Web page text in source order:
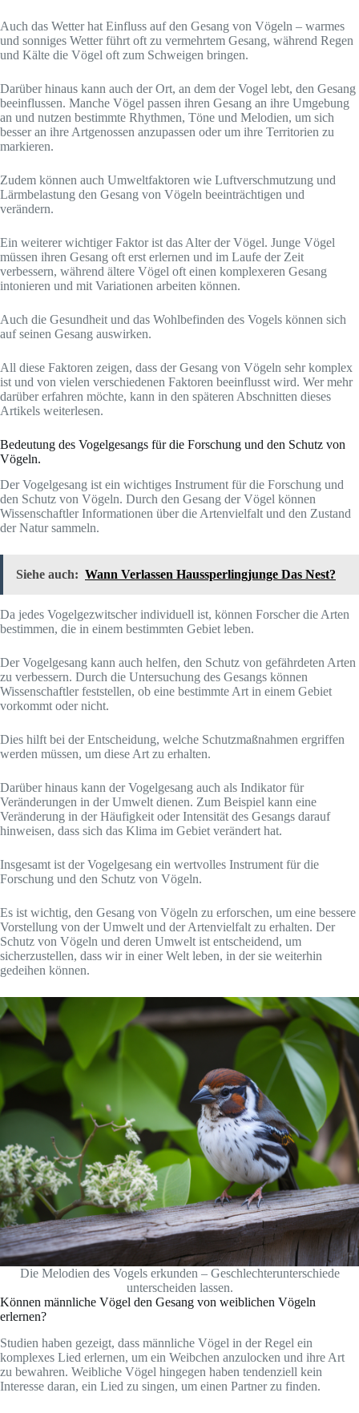
Auch das Wetter hat Einfluss auf den Gesang von Vögeln – warmes
und sonniges Wetter führt oft zu vermehrtem Gesang, während Regen
und Kälte die Vögel oft zum Schweigen bringen.
Darüber hinaus kann auch der Ort, an dem der Vogel lebt, den Gesang
beeinflussen. Manche Vögel passen ihren Gesang an ihre Umgebung
an und nutzen bestimmte Rhythmen, Töne und Melodien, um sich
besser an ihre Artgenossen anzupassen oder um ihre Territorien zu
markieren.
Zudem können auch Umweltfaktoren wie Luftverschmutzung und
Lärmbelastung den Gesang von Vögeln beeinträchtigen und
verändern.
Ein weiterer wichtiger Faktor ist das Alter der Vögel. Junge Vögel
müssen ihren Gesang oft erst erlernen und im Laufe der Zeit
verbessern, während ältere Vögel oft einen komplexeren Gesang
intonieren und mit Variationen arbeiten können.
Auch die Gesundheit und das Wohlbefinden des Vogels können sich
auf seinen Gesang auswirken.
All diese Faktoren zeigen, dass der Gesang von Vögeln sehr komplex
ist und von vielen verschiedenen Faktoren beeinflusst wird. Wer mehr
darüber erfahren möchte, kann in den späteren Abschnitten dieses
Artikels weiterlesen.
Bedeutung des Vogelgesangs für die Forschung und den Schutz von
Vögeln.
Der Vogelgesang ist ein wichtiges Instrument für die Forschung und
den Schutz von Vögeln. Durch den Gesang der Vögel können
Wissenschaftler Informationen über die Artenvielfalt und den Zustand
der Natur sammeln.
Siehe auch: Wann Verlassen Haussperlingjunge Das Nest?
Da jedes Vogelgezwitscher individuell ist, können Forscher die Arten
bestimmen, die in einem bestimmten Gebiet leben.
Der Vogelgesang kann auch helfen, den Schutz von gefährdeten Arten
zu verbessern. Durch die Untersuchung des Gesangs können
Wissenschaftler feststellen, ob eine bestimmte Art in einem Gebiet
vorkommt oder nicht.
Dies hilft bei der Entscheidung, welche Schutzmaßnahmen ergriffen
werden müssen, um diese Art zu erhalten.
Darüber hinaus kann der Vogelgesang auch als Indikator für
Veränderungen in der Umwelt dienen. Zum Beispiel kann eine
Veränderung in der Häufigkeit oder Intensität des Gesangs darauf
hinweisen, dass sich das Klima im Gebiet verändert hat.
Insgesamt ist der Vogelgesang ein wertvolles Instrument für die
Forschung und den Schutz von Vögeln.
Es ist wichtig, den Gesang von Vögeln zu erforschen, um eine bessere
Vorstellung von der Umwelt und der Artenvielfalt zu erhalten. Der
Schutz von Vögeln und deren Umwelt ist entscheidend, um
sicherzustellen, dass wir in einer Welt leben, in der sie weiterhin
gedeihen können.
Die Melodien des Vogels erkunden – Geschlechterunterschiede
unterscheiden lassen.
Können männliche Vögel den Gesang von weiblichen Vögeln
erlernen?
Studien haben gezeigt, dass männliche Vögel in der Regel ein
komplexes Lied erlernen, um ein Weibchen anzulocken und ihre Art
zu bewahren. Weibliche Vögel hingegen haben tendenziell kein
Interesse daran, ein Lied zu singen, um einen Partner zu finden.